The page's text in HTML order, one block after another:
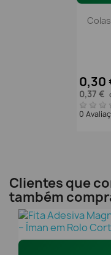
0,30
0,37 €
0
Clientes que
também